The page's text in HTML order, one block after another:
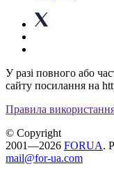
У разі повного або
сайту посилання на
Правила використання
© Copyright
2001—2026 FORUA.
mail@for-ua.com